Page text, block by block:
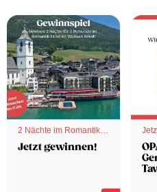
2 Nächte im Romantik
Hotel
Jetzt gewinnen!